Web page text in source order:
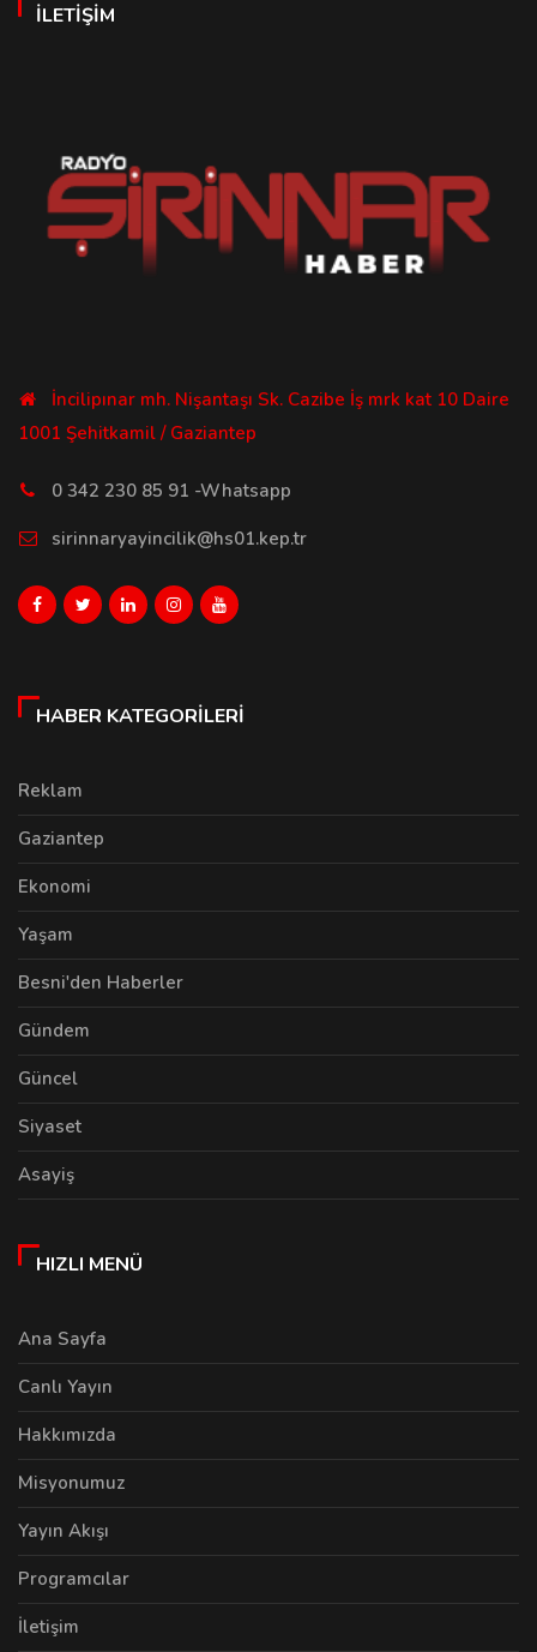
İLETIŞIM
İncilipınar mh. Nişantaşı Sk. Cazibe İş mrk kat 10 Daire
1001 Şehitkamil / Gaziantep
0 342 230 85 91 -Whatsapp
sirinnaryayincilik@hs01.kep.tr
HABER KATEGORILERI
Reklam
Gaziantep
Ekonomi
Yaşam
Besni'den Haberler
Gündem
Güncel
Siyaset
Asayiş
HIZLI MENÜ
Ana Sayfa
Canlı Yayın
Hakkımızda
Misyonumuz
Yayın Akışı
Programcılar
İletişim